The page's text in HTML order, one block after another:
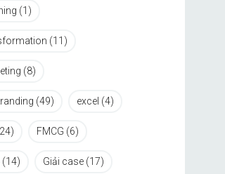
(1)
(11)
(8)
(49) excel (4)
FMCG (6)
(14) Giải case (17)